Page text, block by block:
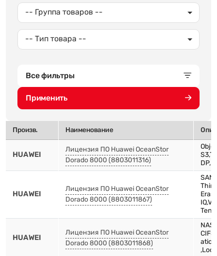
-- Группа товаров --
-- Тип товара --
Все фильтры
Применить
Произв. Наименование
HUAWEI
Лицензия ПО Huawei OceanStor
Dorado 8000 (8803011316)
HUAWEI
Лицензия ПО Huawei OceanStor
Dorado 8000 (8803011867)
SAN
HUAWEI
Лицензия ПО Huawei OceanStor
Dorado 8000 (8803011868)
NAS